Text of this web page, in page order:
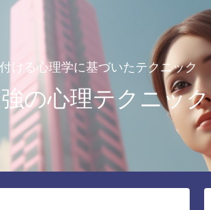
ける心理学に基づいたテクニック
の心理テクニック